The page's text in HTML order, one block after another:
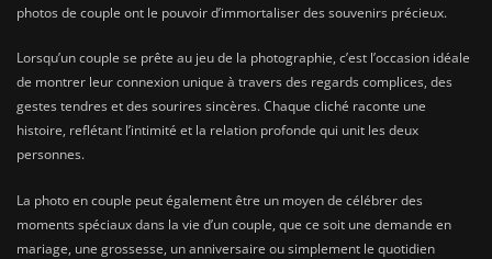
photos de couple ont le pouvoir d’immortaliser des souvenirs précieux.
Lorsqu’un couple se prête au jeu de la photographie, c’est l’occasion idéale
de montrer leur connexion unique à travers des regards complices, des
gestes tendres et des sourires sincères. Chaque cliché raconte une
histoire, reflétant l’intimité et la relation profonde qui unit les deux
personnes.
La photo en couple peut également être un moyen de célébrer des
moments spéciaux dans la vie d’un couple, que ce soit une demande en
mariage, une grossesse, un anniversaire ou simplement le quotidien